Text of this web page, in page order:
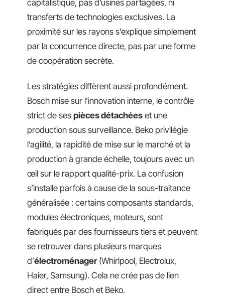
capitalistique, pas d’usines partagées, ni
transferts de technologies exclusives. La
proximité sur les rayons s’explique simplement
par la concurrence directe, pas par une forme
de coopération secrète.
Les stratégies diffèrent aussi profondément.
Bosch mise sur l’innovation interne, le contrôle
strict de ses pièces détachées et une
production sous surveillance. Beko privilégie
l’agilité, la rapidité de mise sur le marché et la
production à grande échelle, toujours avec un
œil sur le rapport qualité-prix. La confusion
s’installe parfois à cause de la sous-traitance
généralisée : certains composants standards,
modules électroniques, moteurs, sont
fabriqués par des fournisseurs tiers et peuvent
se retrouver dans plusieurs marques
d’électroménager(Whirlpool, Electrolux,
Haier, Samsung). Cela ne crée pas de lien
direct entre Bosch et Beko.